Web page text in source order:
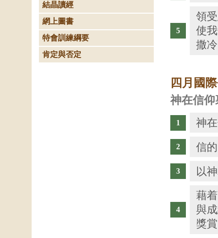
領
使
撒
四月國
神在信
神
信
以
藉
與
獎賞
結晶讀經
網上圖書
特會訓練綱要
肯定與否定